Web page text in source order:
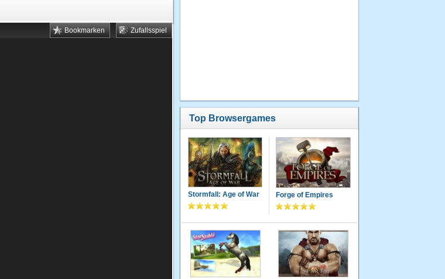
Zufallsspiel
Bookmarken
Top Browsergames
Stormfall: Age of War Forge of Empires